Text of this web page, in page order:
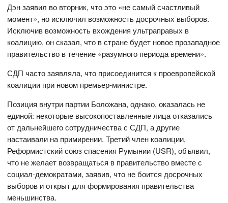
Дэн заявил во вторник, что это «не самый счастливый
момент», но исключил возможность досрочных выборов.
Исключив возможность вхождения ультраправых в
коалицию, он сказал, что в стране будет новое прозападное
правительство в течение «разумного периода времени».
СДП часто заявляла, что присоединится к проевропейской
коалиции при новом премьер-министре.
Позиция внутри партии Боложана, однако, оказалась не
единой: некоторые высокопоставленные лица отказались
от дальнейшего сотрудничества с СДП, а другие
настаивали на примирении. Третий член коалиции,
Реформистский союз спасения Румынии (USR), объявил,
что не желает возвращаться в правительство вместе с
социал-демократами, заявив, что не боится досрочных
выборов и открыт для формирования правительства
меньшинства.